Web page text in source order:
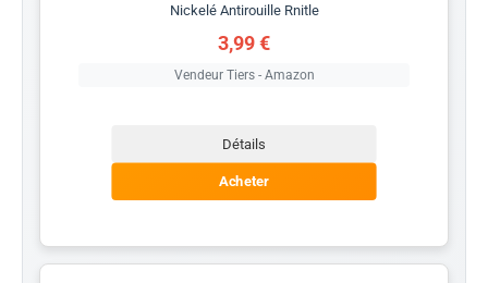
Nickelé Antirouille Rnitle
3,99 €
Vendeur Tiers - Amazon
Détails
Acheter